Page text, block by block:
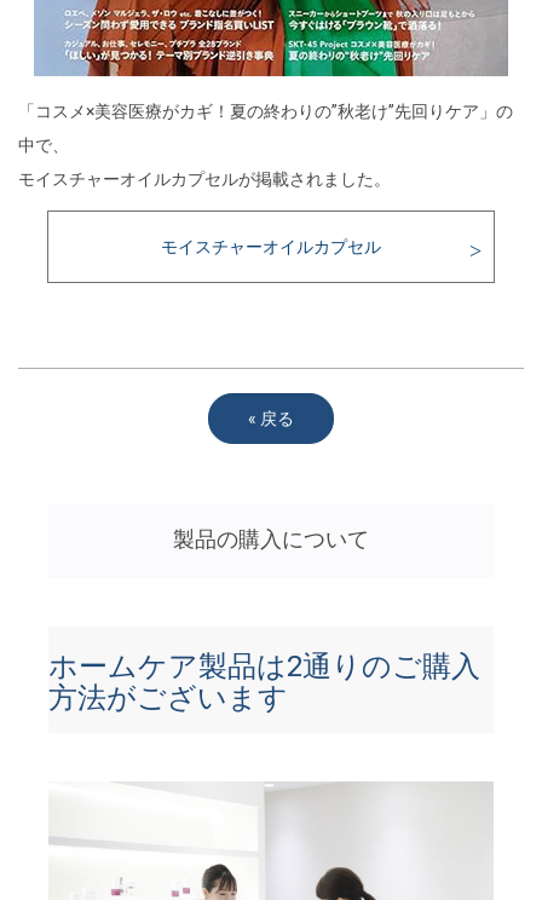
「コスメ×美容医療がカギ！夏の終わりの”秋老け”先回りケア」の
中で、
モイスチャーオイルカプセルが掲載されました。
モイスチャーオイルカプセル
« 戻る
製品の購入について
ホームケア製品は2通りのご購入
方法がございます